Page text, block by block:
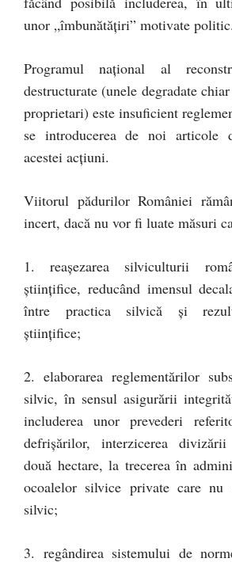
unor „îmbunătăţiri” motivate politic.
Programul naţional al
destructurate (unele degradate
proprietari) este insuficient
se introducerea de noi articole
acestei acţiuni.
Viitorul pădurilor României
incert, dacă nu vor fi luate măsuri
1. reaşezarea silviculturii
ştiinţifice, reducând imensul
între practica silvică şi
ştiinţifice;
2. elaborarea reglementărilor
silvic, în sensul asigurării
includerea unor prevederi
defrişărilor, interzicerea
două hectare, la trecerea în
ocoalelor silvice private care nu
silvic;
3. regândirea sistemului de